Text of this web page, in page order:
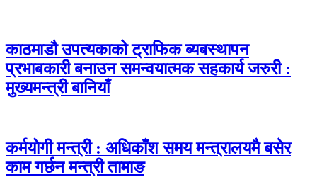
काठमाडौ उपत्यकाको ट्राफिक ब्यबस्थापन
प्रभाबकारी बनाउन समन्वयात्मक सहकार्य जरुरी :
मुख्यमन्त्री बानियाँ
कर्मयोगी मन्त्री : अधिकाँश समय मन्त्रालयमै बसेर
काम गर्छन मन्त्री तामाङ